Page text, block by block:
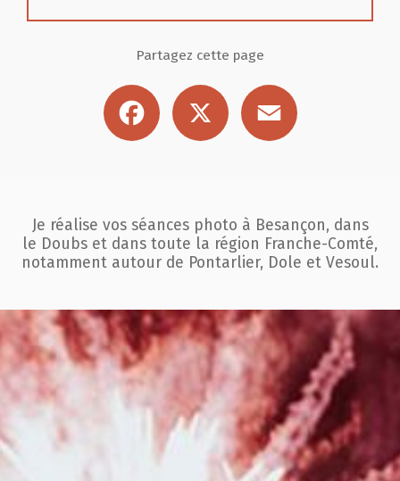
Partagez cette page
Facebook
Je réalise vos séances photo à Besançon, dans
le Doubs et dans toute la région Franche-Comté,
notamment autour de Pontarlier, Dole et Vesoul.